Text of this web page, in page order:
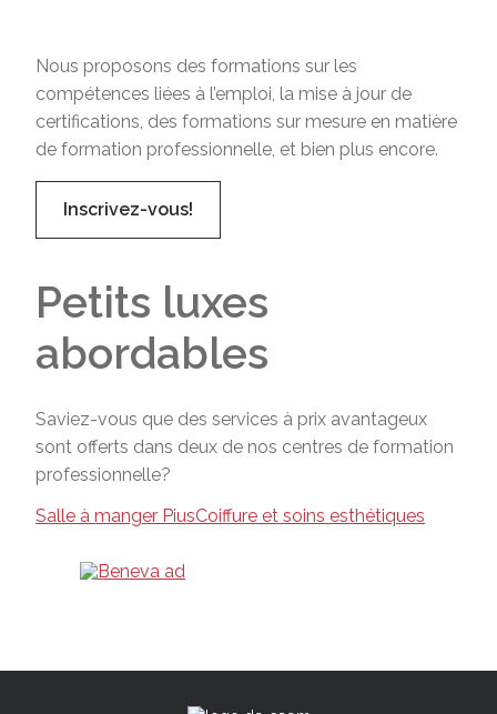
Nous proposons des formations sur les
compétences liées à l’emploi, la mise à jour de
certifications, des formations sur mesure en matière
de formation professionnelle, et bien plus encore.
Inscrivez-vous!
Petits luxes
abordables
Saviez-vous que des services à prix avantageux
sont offerts dans deux de nos centres de formation
professionnelle?
Salle à manger PiusCoiffure et soins esthétiques